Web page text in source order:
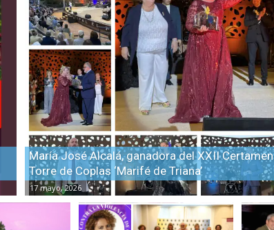
María José Alcalá, ganadora del XXII Certamen
Torre de Coplas ‘Marifé de Triana’
17 mayo, 2026